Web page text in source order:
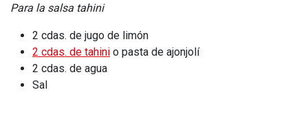
Para la salsa tahini
2 cdas. de jugo de limón
2 cdas. de tahini o pasta de ajonjolí
2 cdas. de agua
Sal